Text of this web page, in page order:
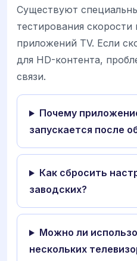
Существуют
тестирования скорости
приложений TV. Если
для HD-контента,
связи.
Почему
запускается после
Как сбросить
заводских?
Можно ли
нескольких